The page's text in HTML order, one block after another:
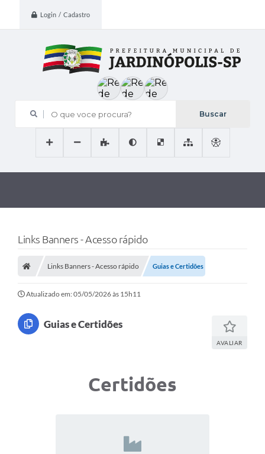
Login / Cadastro
O que voce procura?
Links Banners - Acesso rápido
Links Banners - Acesso rápido Guias e Certidões
Atualizado em: 05/05/2026 às 15h11
Guias e Certidões
AVALIAR
Certidões